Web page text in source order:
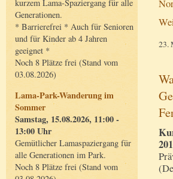
kurzem Lama-Spaziergang für alle
Generationen.
* Barrierefrei * Auch für Senioren
und für Kinder ab 4 Jahren
geeignet *
Noch 8 Plätze frei (Stand vom
03.08.2026)
Lama-Park-Wanderung im
Sommer
Samstag, 15.08.2026, 11:00 -
13:00 Uhr
Gemütlicher Lamaspaziergang für
alle Generationen im Park.
Noch 8 Plätze frei (Stand vom
23.